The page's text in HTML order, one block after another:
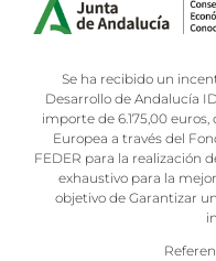
Se ha recibido un
Desarrollo de Andalucía
importe de 6.175,00
Europea a través del
FEDER para la realización
exhaustivo para la
objetivo de Garantizar